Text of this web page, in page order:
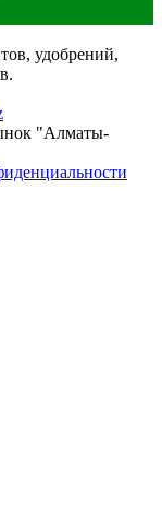
удобрений,
"Алматы-